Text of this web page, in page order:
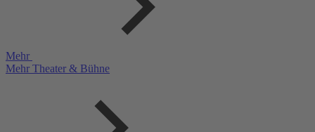
Mehr
Mehr Theater & Bühne